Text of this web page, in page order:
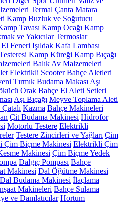
Termal Çanta Matara
Kamp Buzluk ve Soğutucu
Tavası Kamp Ocağı Kamp
ve Yakıcılar Termoslar
El Feneri Işıldak Kafa Lambası
Kamp Küreği Kamp Bıçağı
Balık Av Malzemeleri
Elektrikli Scooter Bahçe Aletleri
Tırmık Budama Makası Aşı
Orak Bahçe El Aleti Setleri
Aşı Bıçağı Meyve Toplama Aleti
Kazma Bahçe Makineleri
Çit Budama Makinesi Hidrofor
Motorlu Testere Elektrikli
Testere Zincirleri ve Yağları Çim
Çim Biçme Makinesi Elektrikli Çim
Makinesi Çim Biçme Yedek
Dalgıç Pompası Bahçe
Makinesi Dal Öğütme Makinesi
Dal Budama Makinesi İlaçlama
Makineleri Bahçe Sulama
ve Damlatıcılar Hortum